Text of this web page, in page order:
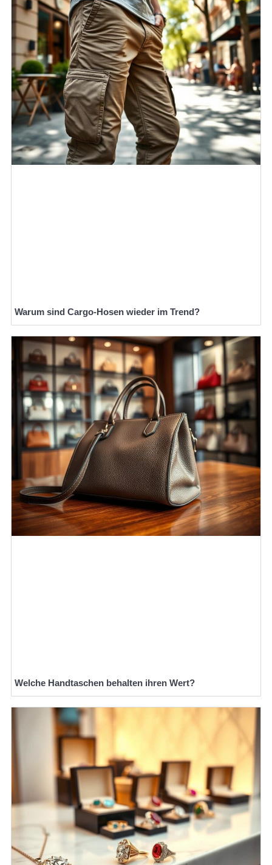
Warum sind Cargo-Hosen wieder im Trend?
Welche Handtaschen behalten ihren Wert?